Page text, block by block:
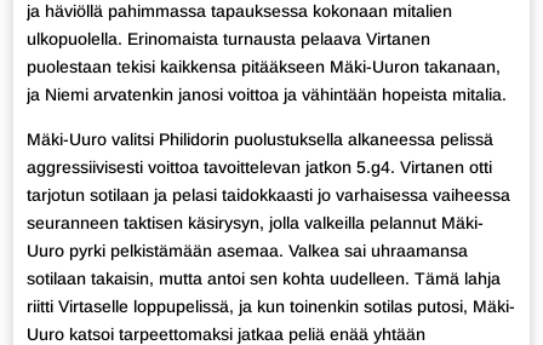
ja häviöllä pahimmassa tapauksessa kokonaan mitalien
ulkopuolella. Erinomaista turnausta pelaava Virtanen
puolestaan tekisi kaikkensa pitääkseen Mäki-Uuron takanaan,
ja Niemi arvatenkin janosi voittoa ja vähintään hopeista mitalia.
Mäki-Uuro valitsi Philidorin puolustuksella alkaneessa pelissä
aggressiivisesti voittoa tavoittelevan jatkon 5.g4. Virtanen otti
tarjotun sotilaan ja pelasi taidokkaasti jo varhaisessa vaiheessa
seuranneen taktisen käsirysyn, jolla valkeilla pelannut Mäki-
Uuro pyrki pelkistämään asemaa. Valkea sai uhraamansa
sotilaan takaisin, mutta antoi sen kohta uudelleen. Tämä lahja
riitti Virtaselle loppupelissä, ja kun toinenkin sotilas putosi, Mäki-
Uuro katsoi tarpeettomaksi jatkaa peliä enää yhtään